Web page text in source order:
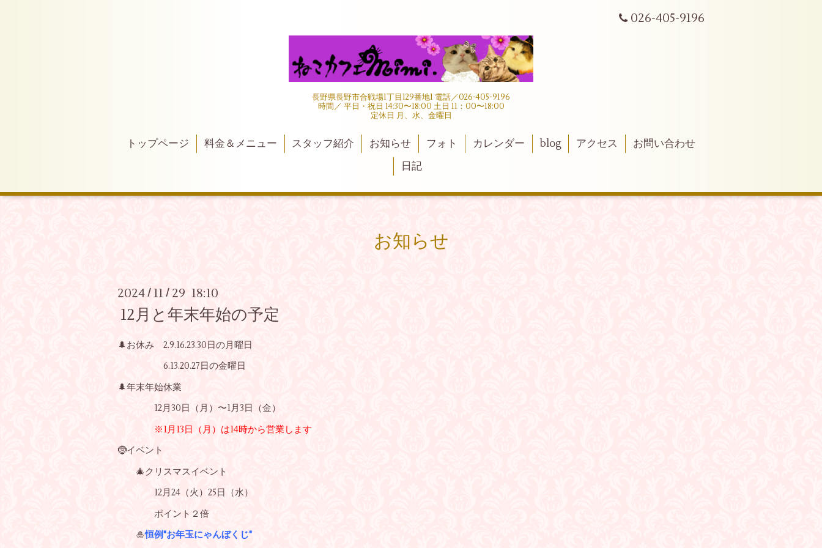
026-405-9196
長野県長野市合戦場1丁目129番地1 電話／026-405-9196
時間／ 平日・祝日 14:30〜18:00 土日 11：00〜18:00
定休日 月、水、金曜日
トップページ 料金＆メニュー スタッフ紹介 お知らせ フォト カレンダー blog アクセス
お問い合わせ
日記
お知らせ
2024 / 11 / 29 18:10
12月と年末年始の予定
🌲お休み 2.9.16.23.30日の月曜日
6.13.20.27日の金曜日
🌲年末年始休業
12月30日（月）〜1月3日（金）
※1月13日（月）は14時から営業します
🤶イベント
🎄クリスマスイベント
12月24（火）25日（水）
ポイント２倍
🎍恒例"お年玉にゃんぼくじ"